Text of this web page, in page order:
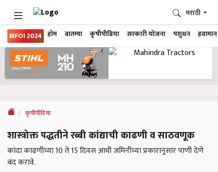
MFOI 2024 होम बातम्या कृषीपीडिया सरकारी योजना पशुधन हवामान
मराठी
कृषीपीडिया
शास्त्रोक्त पद्धतीने रब्बी कांद्याची काढणी व साठवणूक
कांदा काढणीच्या 10 ते 15 दिवस आधी जमिनीच्या प्रकारानुसार पाणी देणे
बंद करावे.